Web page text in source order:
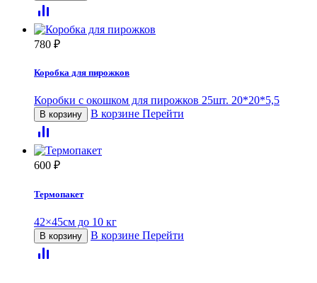
780 ₽
Коробка для пирожков
Коробки с окошком для пирожков 25шт. 20*20*5,5
В корзину В корзине Перейти
600 ₽
Термопакет
42×45см до 10 кг
В корзину В корзине Перейти